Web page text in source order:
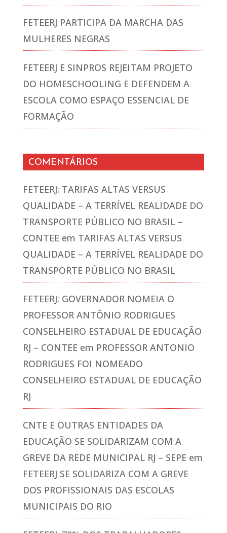
FETEERJ PARTICIPA DA MARCHA DAS
MULHERES NEGRAS
FETEERJ E SINPROS REJEITAM PROJETO
DO HOMESCHOOLING E DEFENDEM A
ESCOLA COMO ESPAÇO ESSENCIAL DE
FORMAÇÃO
COMENTÁRIOS
FETEERJ: TARIFAS ALTAS VERSUS
QUALIDADE – A TERRÍVEL REALIDADE DO
TRANSPORTE PÚBLICO NO BRASIL –
CONTEE em TARIFAS ALTAS VERSUS
QUALIDADE – A TERRÍVEL REALIDADE DO
TRANSPORTE PÚBLICO NO BRASIL
FETEERJ: GOVERNADOR NOMEIA O
PROFESSOR ANTÔNIO RODRIGUES
CONSELHEIRO ESTADUAL DE EDUCAÇÃO
RJ – CONTEE em PROFESSOR ANTONIO
RODRIGUES FOI NOMEADO
CONSELHEIRO ESTADUAL DE EDUCAÇÃO
RJ
CNTE E OUTRAS ENTIDADES DA
EDUCAÇÃO SE SOLIDARIZAM COM A
GREVE DA REDE MUNICIPAL RJ – SEPE em
FETEERJ SE SOLIDARIZA COM A GREVE
DOS PROFISSIONAIS DAS ESCOLAS
MUNICIPAIS DO RIO